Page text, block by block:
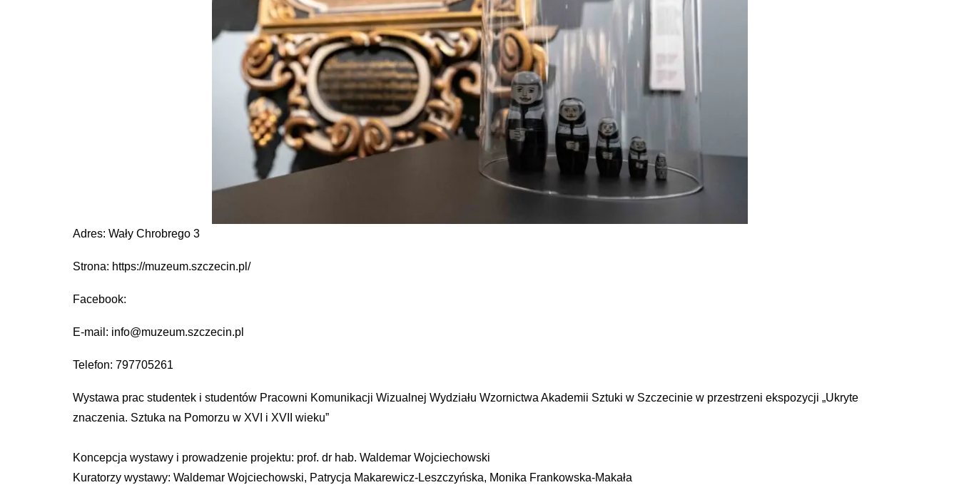
Adres: Wały Chrobrego 3
Strona: https://muzeum.szczecin.pl/
Facebook:
E-mail: info@muzeum.szczecin.pl
Telefon: 797705261
Wystawa prac studentek i studentów Pracowni Komunikacji Wizualnej Wydziału Wzornictwa Akademii Sztuki w Szczecinie w przestrzeni ekspozycji „Ukryte
znaczenia. Sztuka na Pomorzu w XVI i XVII wieku”
Koncepcja wystawy i prowadzenie projektu: prof. dr hab. Waldemar Wojciechowski
Kuratorzy wystawy: Waldemar Wojciechowski, Patrycja Makarewicz-Leszczyńska, Monika Frankowska-Makała